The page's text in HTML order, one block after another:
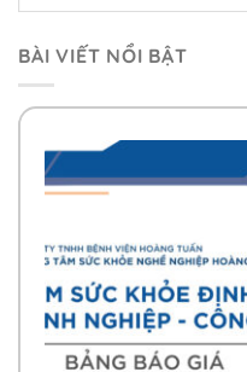
BÀI VIẾT NỔI BẬT